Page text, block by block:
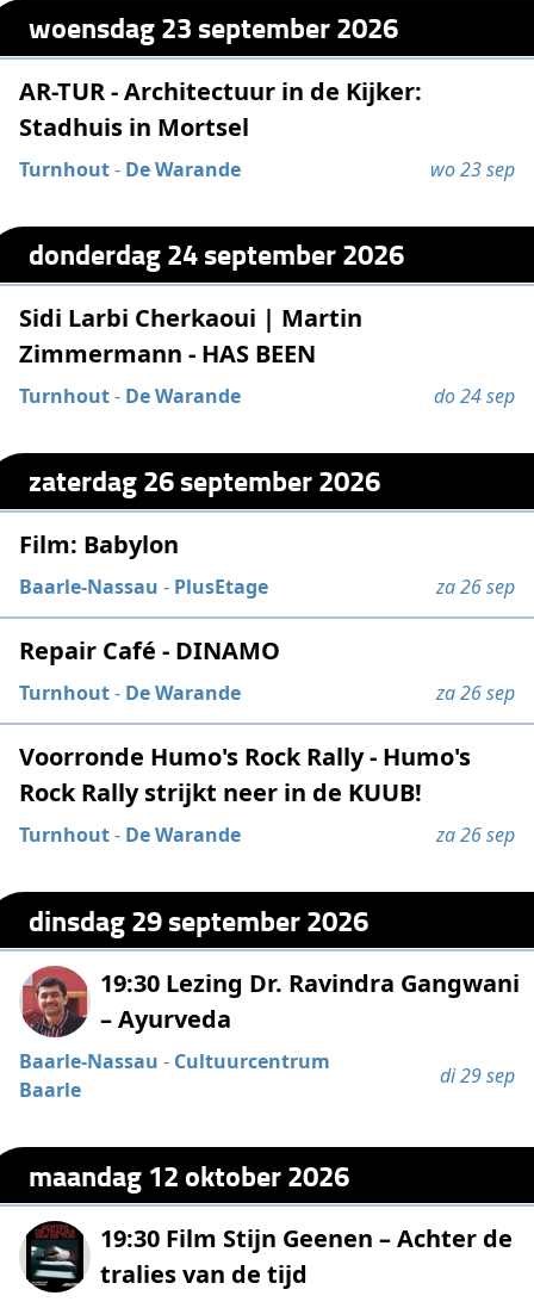
woensdag 23 september 2026
AR-TUR - Architectuur in de Kijker:
Stadhuis in Mortsel
Turnhout- De Warande wo 23 sep
donderdag 24 september 2026
Sidi Larbi Cherkaoui | Martin
Zimmermann - HAS BEEN
Turnhout- De Warande do 24 sep
zaterdag 26 september 2026
Film: Babylon
Baarle-Nassau - PlusEtage za 26 sep
Repair Café - DINAMO
Turnhout- De Warande za 26 sep
Voorronde Humo's Rock Rally - Humo's
Rock Rally strijkt neer in de KUUB!
Turnhout- De Warande za 26 sep
dinsdag 29 september 2026
19:30 Lezing Dr. Ravindra Gangwani
– Ayurveda
Baarle-Nassau - Cultuurcentrum
Baarle
di 29 sep
maandag 12 oktober 2026
19:30 Film Stijn Geenen – Achter de
tralies van de tijd